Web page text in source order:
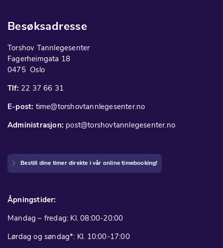
Besøksadresse
Torshov Tannlegesenter
Fagerheimgata 18
0475 Oslo
Tlf: 22 37 66 31
E-post: time@torshovtannlegesenter.no
Administrasjon: post@torshovtannlegesenter.no
Bestill dine timer direkte i vår online timebooking!
Åpningstider:
Mandag – fredag: Kl. 08:00-20:00
Lørdag og søndag*: Kl. 10:00-17:00